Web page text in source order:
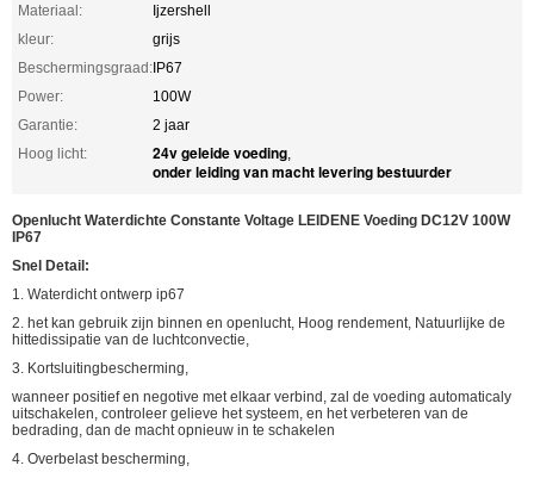
Materiaal:
Ijzershell
kleur:
grijs
Beschermingsgraad:IP67
Power:
100W
Garantie:
2 jaar
Hoog licht:
24v geleide voeding,
onder leiding van macht levering bestuurder
Openlucht Waterdichte Constante Voltage LEIDENE Voeding DC12V 100W
IP67
Snel Detail:
1. Waterdicht ontwerp ip67
2. het kan gebruik zijn binnen en openlucht, Hoog rendement, Natuurlijke de
hittedissipatie van de luchtconvectie,
3. Kortsluitingbescherming,
wanneer positief en negotive met elkaar verbind, zal de voeding automaticaly
uitschakelen, controleer gelieve het systeem, en het verbeteren van de
bedrading, dan de macht opnieuw in te schakelen
4. Overbelast bescherming,